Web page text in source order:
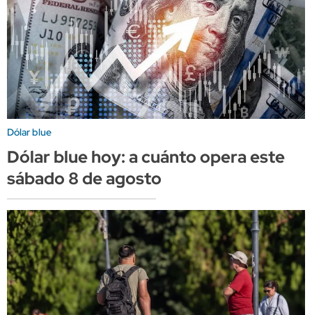
Dólar blue
Dólar blue hoy: a cuánto opera este
sábado 8 de agosto